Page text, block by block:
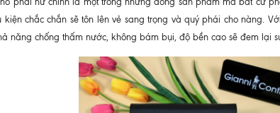
chắc chắn sẽ tôn lên vẻ sang trọng và quý phái cho nàng.
năng chống thấm nước, không bám bụi, độ bền cao sẽ đem lại